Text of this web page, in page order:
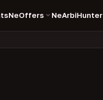
NeOffers NeArbiHunter